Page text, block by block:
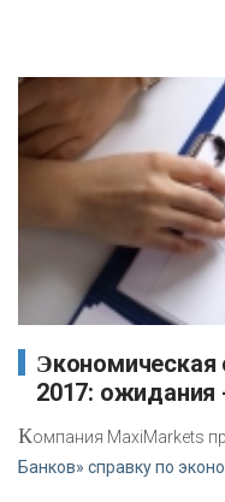
Экономическая статистика 10-16 июля
2017:
Компания MaxiMarkets
Банков» справку по